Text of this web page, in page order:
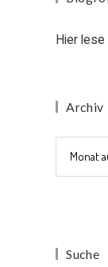
Hier lese
Archiv
Suche